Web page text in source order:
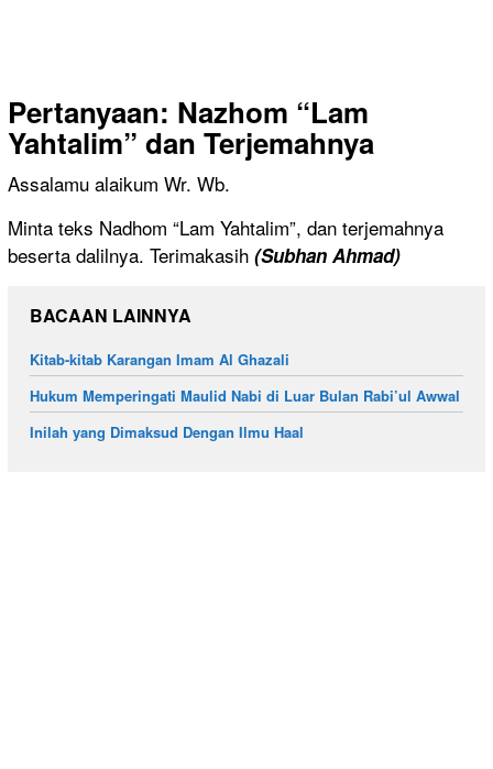
Pertanyaan: Nazhom “Lam
Yahtalim” dan Terjemahnya
Assalamu alaikum Wr. Wb.
Minta teks Nadhom “Lam Yahtalim”, dan terjemahnya
beserta dalilnya. Terimakasih (Subhan Ahmad)
BACAAN LAINNYA
Kitab-kitab Karangan Imam Al Ghazali
Hukum Memperingati Maulid Nabi di Luar Bulan Rabi’ul Awwal
Inilah yang Dimaksud Dengan Ilmu Haal